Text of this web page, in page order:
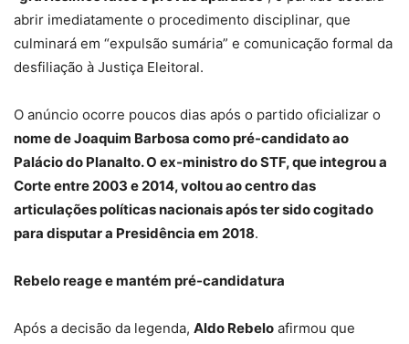
abrir imediatamente o procedimento disciplinar, que
culminará em “expulsão sumária” e comunicação formal da
desfiliação à Justiça Eleitoral.
O anúncio ocorre poucos dias após o partido oficializar o
nome de Joaquim Barbosa como pré-candidato ao
Palácio do Planalto. O ex-ministro do STF, que integrou a
Corte entre 2003 e 2014, voltou ao centro das
articulações políticas nacionais após ter sido cogitado
para disputar a Presidência em 2018.
Rebelo reage e mantém pré-candidatura
Após a decisão da legenda, Aldo Rebelo afirmou que